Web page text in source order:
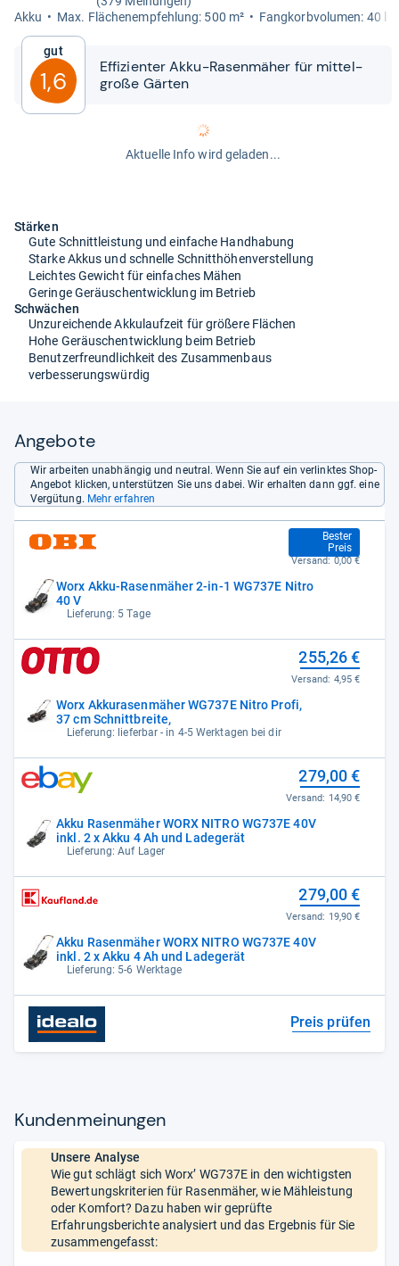
Akku
Max. Flä­chen­emp­feh­lung: 500 m² Fang­korb­vo­lu­men: 40 l
Gut
1,6
Effi­zi­en­ter Akku-​​Rasen­mä­her für mit­tel­
große Gär­ten
Aktuelle Info wird geladen...
Stärken
Gute Schnittleistung und einfache Handhabung
Starke Akkus und schnelle Schnitthöhenverstellung
Leichtes Gewicht für einfaches Mähen
Geringe Geräuschentwicklung im Betrieb
Schwächen
Unzureichende Akkulaufzeit für größere Flächen
Hohe Geräuschentwicklung beim Betrieb
Benutzerfreundlichkeit des Zusammenbaus
verbesserungswürdig
Angebote
Wir arbeiten unabhängig und neutral. Wenn Sie auf ein verlinktes Shop-
Angebot klicken, unterstützen Sie uns dabei. Wir erhalten dann ggf. eine
Vergütung. Mehr erfahren
Worx Akku-Rasenmäher 2-in-1 WG737E Nitro
40 V
Lieferung: 5 Tage
Bester
Preis
255,26 €
Versand: 0,00 €
Worx Akkurasenmäher WG737E Nitro Profi,
37 cm Schnittbreite,
Lieferung: lieferbar - in 4-5 Werktagen bei dir
255,26 €
Versand: 4,95 €
Akku Rasenmäher WORX NITRO WG737E 40V
inkl. 2 x Akku 4 Ah und Ladegerät
Lieferung: Auf Lager
279,00 €
Versand: 14,90 €
Akku Rasenmäher WORX NITRO WG737E 40V
inkl. 2 x Akku 4 Ah und Ladegerät
Lieferung: 5-6 Werktage
279,00 €
Versand: 19,90 €
Preis prüfen
Kun­den­mei­nun­gen
Unsere Analyse
Wie gut schlägt sich Worx’ WG737E in den wichtigsten
Bewertungskriterien für Rasenmäher, wie Mähleistung
oder Komfort? Dazu haben wir geprüfte
Erfahrungsberichte analysiert und das Ergebnis für Sie
zusammengefasst: